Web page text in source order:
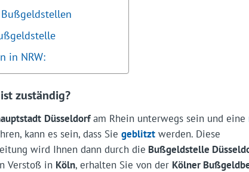
in NRW:
zuständig?
Düsseldorfam Rhein unterwegs sein und eine
kann es sein, dass Sie geblitztwerden. Diese
wird Ihnen dann durch die Bußgeldstelle
Verstoß in Köln, erhalten Sie von der Kölner